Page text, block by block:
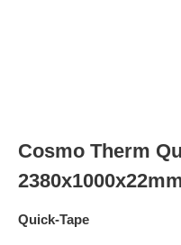
Cosmo Therm
Quick-Tape